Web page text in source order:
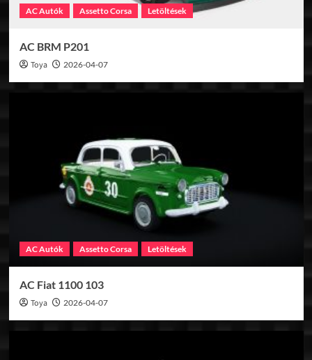
AC Autók Assetto Corsa Letöltések
AC BRM P201
Toya 2026-04-07
AC Autók Assetto Corsa Letöltések
AC Fiat 1100 103
Toya 2026-04-07